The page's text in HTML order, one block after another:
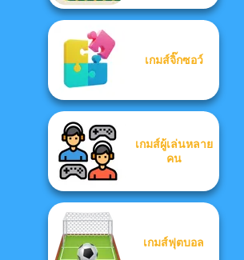
เกมส์จิ๊กซอว์
เกมส์ผู้เล่นหลาย
คน
เกมส์ฟุตบอล